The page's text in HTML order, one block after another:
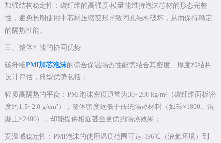
加强结构稳定性：碳纤维的高强度/模量能维持泡沫芯材的形态完整
性，避免长期使用中芯材压缩变形导致闭孔结构破坏，从而保持稳定
的隔热性能。
三、整体性能的协同优势
碳纤维PMI加芯泡沫的综合保温隔热性能需结合其密度、厚度和结构
设计评估，典型优势包括：
轻质高隔热的平衡：PMI泡沫密度通常为30~200 kg/m³（碳纤维面板密
度约1.5~2.0 g/cm³），整体密度远低于传统隔热材料（如砖≈1800、混
凝土≈2400），却能提供相近甚至更优的隔热效果；
宽温域稳定性：PMI泡沫的使用温度范围可达-196℃（液氮环境）到